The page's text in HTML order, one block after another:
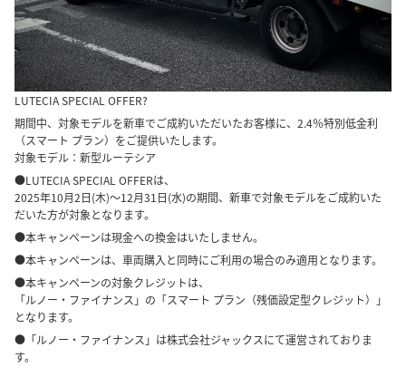
LUTECIA SPECIAL OFFER?
期間中、対象モデルを新車でご成約いただいたお客様に、2.4％特別低金利
（スマート プラン）をご提供いたします。
対象モデル：新型ルーテシア
●LUTECIA SPECIAL OFFERは、
2025年10月2日(木)～12月31日(水)の期間、新車で対象モデルをご成約いた
だいた方が対象となります。
●本キャンペーンは現金への換金はいたしません。
●本キャンペーンは、車両購入と同時にご利用の場合のみ適用となります。
●本キャンペーンの対象クレジットは、
「ルノー・ファイナンス」の「スマート プラン（残価設定型クレジット）」
となります。
●「ルノー・ファイナンス」は株式会社ジャックスにて運営されておりま
す。